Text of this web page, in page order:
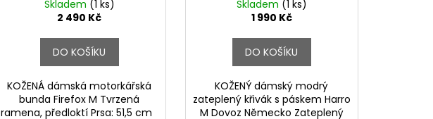
Skladem (1 ks)
2 490 Kč
DO KOŠÍKU
KOŽENÁ dámská motorkářská
bunda Firefox M Tvrzená
ramena, předloktí Prsa: 51,5 cm
Skladem (1 ks)
1 990 Kč
DO KOŠÍKU
KOŽENÝ dámský modrý
zateplený křivák s páskem Harro
M Dovoz Německo Zateplený